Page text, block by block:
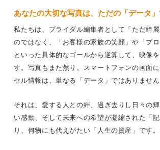
あなたの大切な写真は、ただの「データ
私たちは、ブライダル編集者として「ただ綺
のではなく、「お客様の家族の笑顔」や「プロ
といった具体的なゴールから逆算して、映像
す。写真もまた然り。スマートフォンの画面
セル情報は、単なる「データ」ではありません
それは、愛する人との絆、過ぎ去りし日々の
い感動、そして未来への希望が凝縮された「
り、何物にも代えがたい「人生の資産」です。